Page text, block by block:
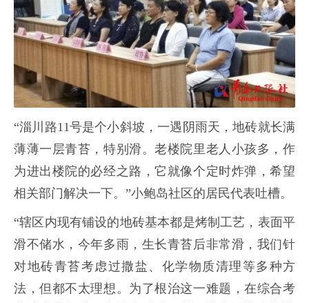
“淄川路11号是个小斜坡，一遇阴雨天，地砖就长满
薄薄一层青苔，特别滑。老楼院里老人小孩多，作
为进出楼院的必经之路，它就像个定时炸弹，希望
相关部门解决一下。”小鲍岛社区的居民代表吐槽。
“辖区内现有铺设的地砖基本都是烤制工艺，表面平
滑不储水，今年多雨，生长青苔后非常滑，我们针
对地砖青苔考虑过撒盐、化学物质清理等多种方
法，但都不太理想。为了根治这一难题，在综合考